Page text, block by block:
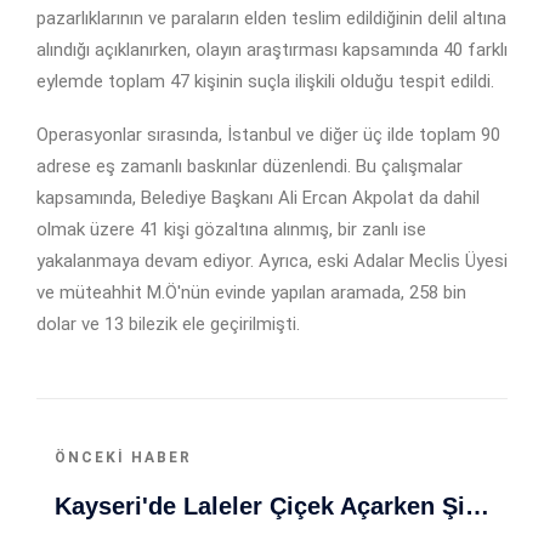
pazarlıklarının ve paraların elden teslim edildiğinin delil altına
alındığı açıklanırken, olayın araştırması kapsamında 40 farklı
eylemde toplam 47 kişinin suçla ilişkili olduğu tespit edildi.
Operasyonlar sırasında, İstanbul ve diğer üç ilde toplam 90
adrese eş zamanlı baskınlar düzenlendi. Bu çalışmalar
kapsamında, Belediye Başkanı Ali Ercan Akpolat da dahil
olmak üzere 41 kişi gözaltına alınmış, bir zanlı ise
yakalanmaya devam ediyor. Ayrıca, eski Adalar Meclis Üyesi
ve müteahhit M.Ö'nün evinde yapılan aramada, 258 bin
dolar ve 13 bilezik ele geçirilmişti.
ÖNCEKI HABER
Kayseri'de Laleler Çiçek Açarken Şiddetli Çıkan Kavgada Bir Kişi Hayatını Kaybetti